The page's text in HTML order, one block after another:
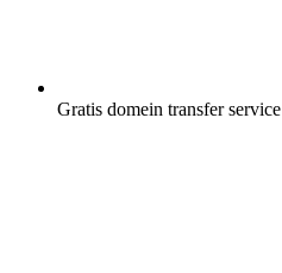
Gratis domein transfer service